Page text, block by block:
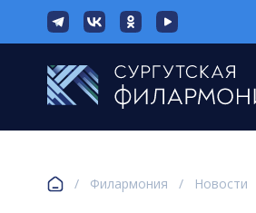
/ Филармония / Новости